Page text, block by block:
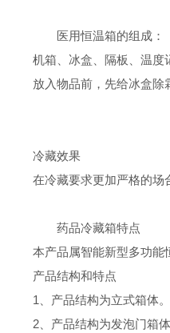
医用恒温箱的组成：
机箱、冰盒、隔板、温度
放入物品前，先给冰盒
冷藏效果
在冷藏要求更加严格的场
药品冷藏箱特点
本产品属智能新型多功
产品结构和特点
1、产品结构为立式箱体。
2、产品结构为发泡门箱